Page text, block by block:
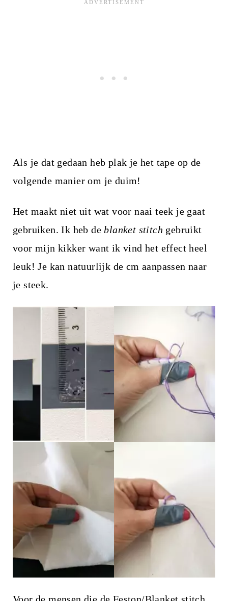
Als je dat gedaan heb plak je het tape op de
volgende manier om je duim!
Het maakt niet uit wat voor naai teek je gaat
gebruiken. Ik heb deblanket stitch gebruikt
voor mijn kikker want ik vind het effect heel
leuk! Je kan natuurlijk de cm aanpassen naar
je steek.